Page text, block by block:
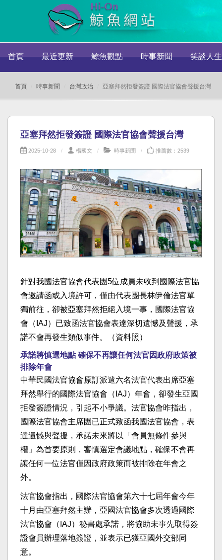
首頁 最近更新 鯨魚觀點 時事新聞 笑談人生
首頁 時事新聞 台灣政治 亞塞拜然拒發簽證 國際法官協會聲援台灣
亞塞拜然拒發簽證 國際法官協會聲援台灣
2025-10-28 楊國文 時事新聞 推薦數：2539
針對我國法官協會代表團5位成員未收到國際法官協
會邀請函或入境許可，僅由代表團長林伊倫法官單
獨前往，卻被亞塞拜然拒絕入境一事，國際法官協
會（IAJ）已致函法官協會表達深切遺憾及聲援，承
諾不會再發生類似事件。（資料照）
承諾將慎選地點 確保不再讓任何法官因政府政策被
排除年會
中華民國法官協會原訂派遣六名法官代表出席亞塞
拜然舉行的國際法官協會（IAJ）年會，卻發生亞國
拒發簽證情況，引起不小爭議。法官協會昨指出，
國際法官協會主席團已正式致函我國法官協會，表
達遺憾與聲援，承諾未來將以「會員無條件參與
權」為首要原則，審慎選定會議地點，確保不會再
讓任何一位法官僅因政府政策而被排除在年會之
外。
法官協會指出，國際法官協會第六十七屆年會今年
十月由亞塞拜然主辦，亞國法官協會多次透過國際
法官協會（IAJ）秘書處承諾，將協助未事先取得簽
證會員辦理落地簽證，並表示已獲亞國外交部同
意。